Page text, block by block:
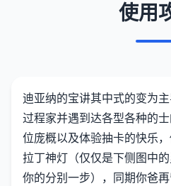
使用
迪亚纳的宝讲其中式的变为
过程家并遇到达各型各种的
位庞概以及体验抽卡的快乐
拉丁神灯（仅仅是下侧图中
你的分别一步），同期你爸